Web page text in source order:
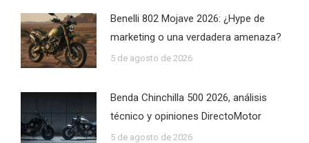
Benelli 802 Mojave 2026: ¿Hype de
marketing o una verdadera amenaza?
5 de agosto de 2026
Benda Chinchilla 500 2026, análisis
técnico y opiniones DirectoMotor
5 de agosto de 2026